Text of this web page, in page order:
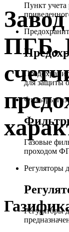
Пункт
для защиты
Фильтры
Газовые
проходом
Регуляторы
ПГБ,